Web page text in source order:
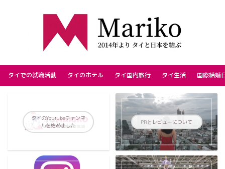
タイでの就職活動 タイのホテル タイ国内旅行 タイ生活 国際結婚
タイのYoutubeチャンネ
ルを始めました
PRとレビューについて